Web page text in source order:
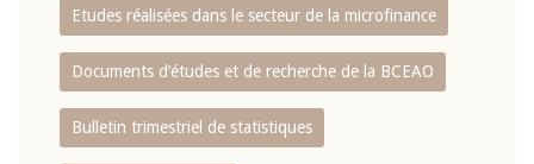
Etudes réalisées dans le secteur de la microfinance
Documents d’études et de recherche de la BCEAO
Bulletin trimestriel de statistiques